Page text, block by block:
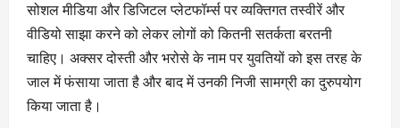
सोशल मीडिया और डिजिटल प्लेटफॉर्म्स पर व्यक्तिगत तस्वीरें और
वीडियो साझा करने को लेकर लोगों को कितनी सतर्कता बरतनी
चाहिए। अक्सर दोस्ती और भरोसे के नाम पर युवतियों को इस तरह के
जाल में फंसाया जाता है और बाद में उनकी निजी सामग्री का दुरुपयोग
किया जाता है।